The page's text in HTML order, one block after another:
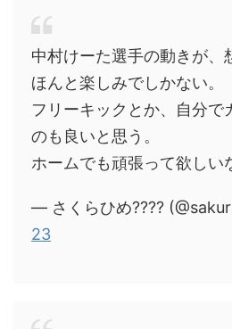
中村けーた選手の動きが、
ほんと楽しみでしかない。
フリーキックとか、自分で
のも良いと思う。
ホームでも頑張って欲しい
— さくらひめ????
23